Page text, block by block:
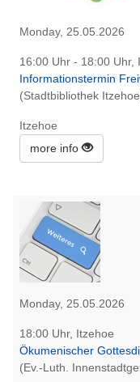
Monday, 25.05.2026
16:00 Uhr - 18:00 Uhr,
Informationstermin
(Stadtbibliothek
Itzehoe
more info
Monday, 25.05.2026
18:00 Uhr, Itzehoe
Ökumenischer
(Ev.-Luth.